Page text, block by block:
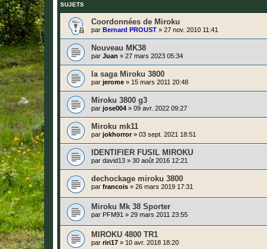
SUJETS
Coordonnées de Miroku
par Bernard PROUST » 27 nov. 2010 11:41
Nouveau MK38
par Juan » 27 mars 2023 05:34
la saga Miroku 3800
par jerome » 15 mars 2011 20:48
Miroku 3800 g3
par jose004 » 09 avr. 2022 09:27
Miroku mk11
par jokhorror» 03 sept. 2021 18:51
IDENTIFIER FUSIL MIROKU
par david13 » 30 août 2016 12:21
dechockage miroku 3800
par francois » 26 mars 2019 17:31
Miroku Mk 38 Sporter
par PFM91 » 29 mars 2011 23:55
MIROKU 4800 TR1
par riri17 » 10 avr. 2018 18:20